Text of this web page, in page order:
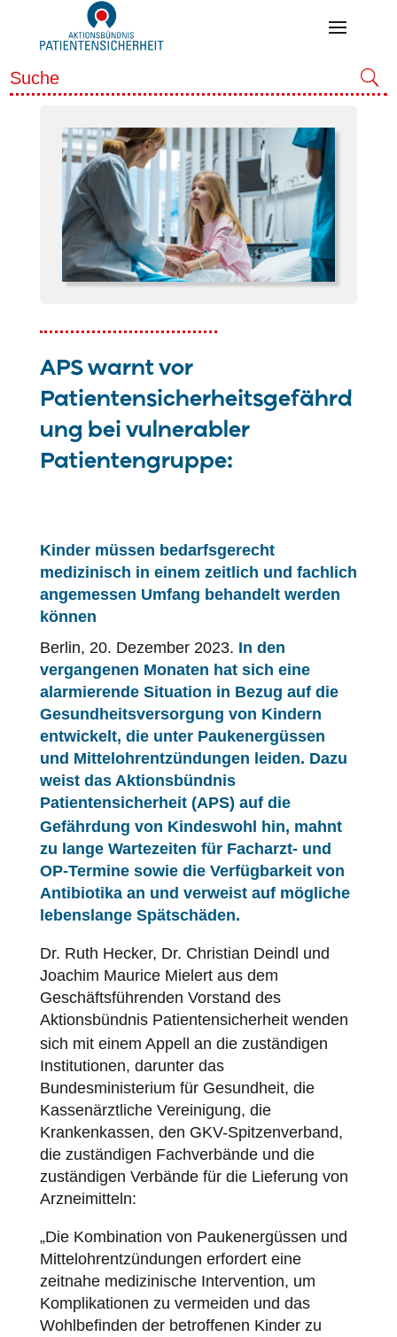
APS warnt vor
Patientensicherheitsgefährd
ung bei vulnerabler
Patientengruppe:
Kinder müssen bedarfsgerecht
medizinisch in einem zeitlich und fachlich
angemessen Umfang behandelt werden
können
Berlin, 20. Dezember 2023. In den
vergangenen Monaten hat sich eine
alarmierende Situation in Bezug auf die
Gesundheitsversorgung von Kindern
entwickelt, die unter Paukenergüssen
und Mittelohrentzündungen leiden. Dazu
weist das Aktionsbündnis
Patientensicherheit(APS) auf die
Gefährdung von Kindeswohl hin, mahnt
zu lange Wartezeiten für Facharzt- und
OP-Termine sowie die Verfügbarkeit von
Antibiotika an und verweist auf mögliche
lebenslange Spätschäden.
Dr. Ruth Hecker, Dr. Christian Deindl und
Joachim Maurice Mielert aus dem
Geschäftsführenden Vorstand des
Aktionsbündnis Patientensicherheitwenden
sich mit einem Appell an die zuständigen
Institutionen, darunter das
Bundesministerium für Gesundheit, die
Kassenärztliche Vereinigung, die
Krankenkassen, den GKV-Spitzenverband,
die zuständigen Fachverbände und die
zuständigen Verbände für die Lieferung von
Arzneimitteln:
„Die Kombination von Paukenergüssen und
Mittelohrentzündungen erfordert eine
zeitnahe medizinische Intervention, um
Komplikationen zu vermeiden und das
Wohlbefinden der betroffenen Kinder zu